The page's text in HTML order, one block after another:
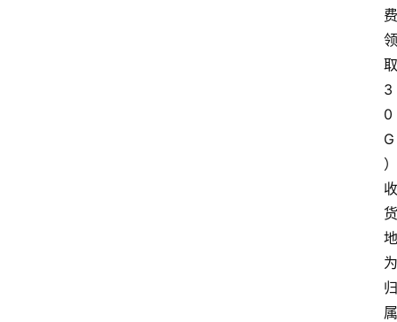
费
领
取
3
0
G
）
收
货
地
为
归
属